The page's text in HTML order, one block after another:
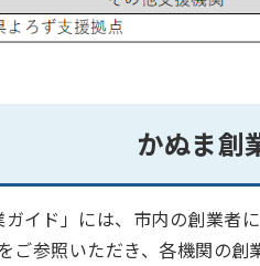
かぬま創
ガイド」には、市内の創業者
ご参照いただき、各機関の創